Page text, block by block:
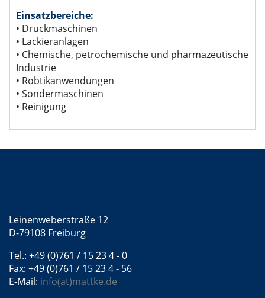
Einsatzbereiche:
• Druckmaschinen
• Lackieranlagen
• Chemische, petrochemische und pharmazeutische
Industrie
• Robtikanwendungen
• Sondermaschinen
• Reinigung
Leinenweberstraße 12
D-79108 Freiburg
Tel.: +49 (0)761 / 15 23 4 - 0
Fax: +49 (0)761 / 15 23 4 - 56
E-Mail: info(at)mattke.de